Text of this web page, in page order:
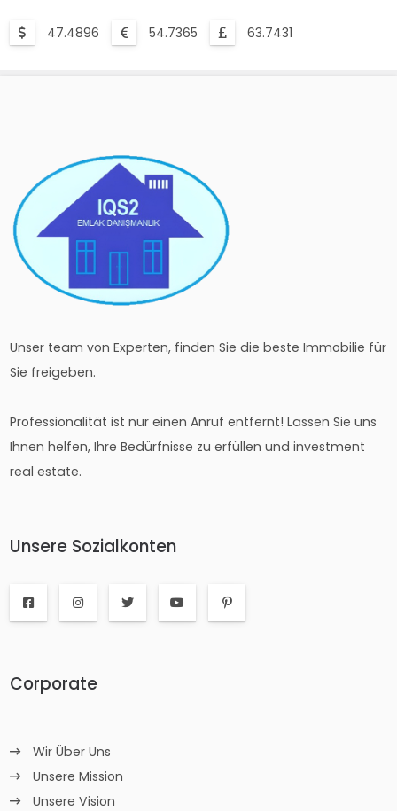
47.4896 54.7365 63.7431
Unser team von Experten, finden Sie die beste Immobilie für
Sie freigeben.
Professionalität ist nur einen Anruf entfernt! Lassen Sie uns
Ihnen helfen, Ihre Bedürfnisse zu erfüllen und investment
real estate.
Unsere Sozialkonten
Corporate
Wir Über Uns
Unsere Mission
Unsere Vision